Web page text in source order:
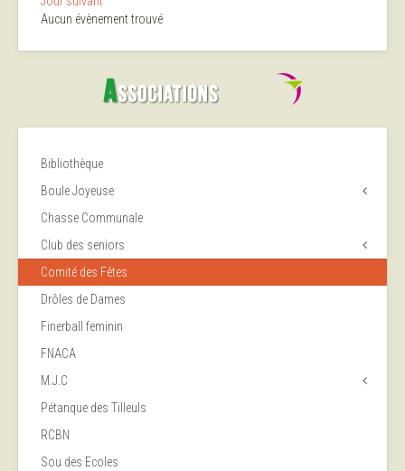
Aucun évènement trouvé
Bibliothèque
Boule Joyeuse
Chasse Communale
Club des seniors
Comité des Fêtes
Drôles de Dames
Finerball feminin
FNACA
M.J.C
Pétanque des Tilleuls
RCBN
Sou des Ecoles